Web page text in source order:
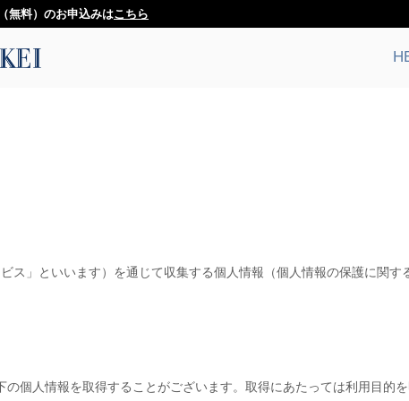
無料）のお申込みはこちら
」といいます）を通じて収集する個人情報（個人情報の保護に関
個人情報を取得することがございます。取得にあたっては利用目的